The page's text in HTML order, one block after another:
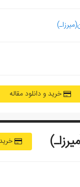
خرید و دانلود مقاله